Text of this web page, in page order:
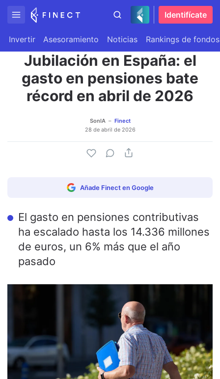
Identifícate
Invertir Asesoramiento Noticias Rankings de fondos
Jubilación en España: el
gasto en pensiones bate
récord en abril de 2026
SonIA
Finect
28 de abril de 2026
Añade Finect en Google
El gasto en pensiones contributivas
ha escalado hasta los 14.336 millones
de euros, un 6% más que el año
pasado